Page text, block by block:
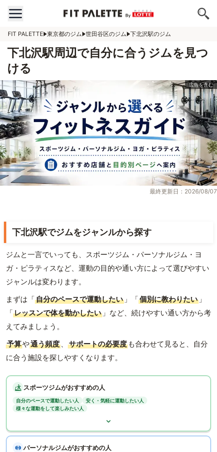
FIT PALETTE 東京都のジム 世田谷区のジム 下北沢駅のジム
下北沢駅周辺で自分に合うジムを見つ
ける
最終更新日：2026/08/07
下北沢駅でジムをジャンルから探す
ジムと一言でいっても、スポーツジム・パーソナルジム・ヨ
ガ・ピラティスなど、運動の目的や通い方によって選びやすい
ジャンルは変わります。
まずは「自分のペースで運動したい 」「個別に教わりたい 」
「レッスンで体を動かしたい 」など、続けやすい通い方から考
えてみましょう。
予算や通う頻度 、 サポートの必要度 も合わせて見ると、自分
に合う施設を探しやすくなります。
スポーツジムがおすすめの人
自分のペースで運動したい人
安く・気軽に運動したい人
様々な運動をして楽しみたい人
パーソナルジムがおすすめの人